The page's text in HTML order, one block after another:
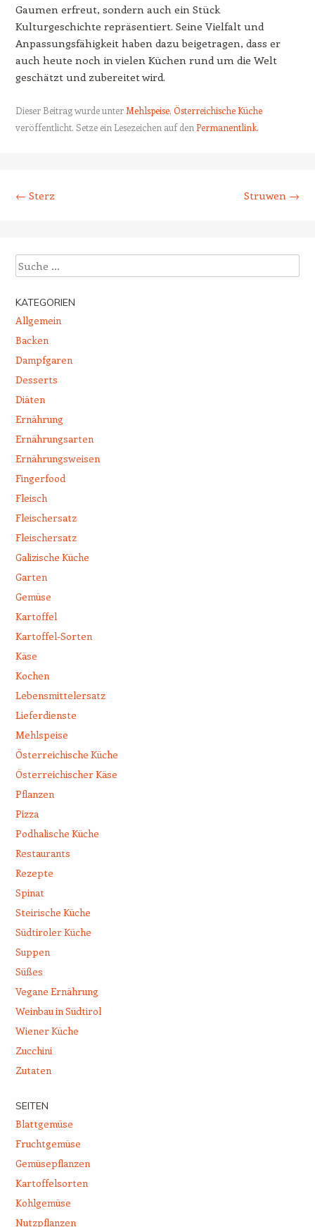
Gaumen erfreut, sondern auch ein Stück
Kulturgeschichte repräsentiert. Seine Vielfalt und
Anpassungsfähigkeit haben dazu beigetragen, dass er
auch heute noch in vielen Küchen rund um die Welt
geschätzt und zubereitet wird.
Dieser Beitrag wurde unter Mehlspeise, Österreichische Küche
veröffentlicht. Setze ein Lesezeichen auf den Permanentlink.
← Sterz Struwen →
Suche
KATEGORIEN
Allgemein
Backen
Dampfgaren
Desserts
Diäten
Ernährung
Ernährungsarten
Ernährungsweisen
Fingerfood
Fleisch
Fleischersatz
Fleischersatz
Galizische Küche
Garten
Gemüse
Kartoffel
Kartoffel-Sorten
Käse
Kochen
Lebensmittelersatz
Lieferdienste
Mehlspeise
Österreichische Küche
Österreichischer Käse
Pflanzen
Pizza
Podhalische Küche
Restaurants
Rezepte
Spinat
Steirische Küche
Südtiroler Küche
Suppen
Süßes
Vegane Ernährung
Weinbau in Südtirol
Wiener Küche
Zucchini
Zutaten
SEITEN
Blattgemüse
Fruchtgemüse
Gemüsepflanzen
Kartoffelsorten
Kohlgemüse
Nutzpflanzen